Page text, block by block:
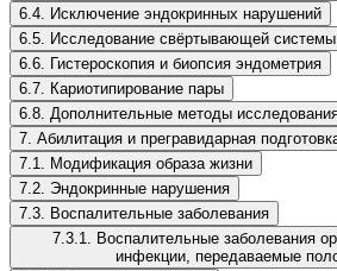
6.4. Исключение эндокринных нарушений
6.5. Исследование свёртывающей системы
6.6. Гистероскопия и биопсия эндометрия
6.7. Кариотипирование пары
6.8. Дополнительные методы
7. Абилитация и прегравидарная
7.1. Модификация образа жизни
7.2. Эндокринные нарушения
7.3. Воспалительные заболевания
7.3.1. Воспалительные заболевания
инфекции, передаваемые